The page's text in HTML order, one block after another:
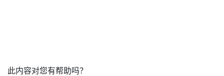
此内容对您有帮助吗？